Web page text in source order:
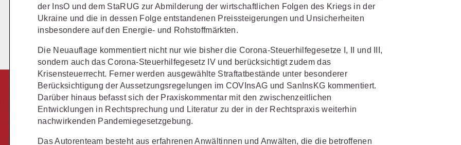
Bankrecht
Compliance
Datenschutzrecht
Familienrecht
Handels- und
Gesellschaftsrecht
Insolvenzrecht
Öffentliches Recht
Sozialrecht
Steuerrecht
Unternehmensjuristen
Verkehrsrecht
mehr erfahren mehr erfahren
5866-4466(Mo-Do 9-18 Uhr, Fr 9-17
Produktberater für eine erste
Studium und Hochschule
Downloads
Veranstaltungen
der InsO und dem StaRUG zur Abmilderung der wirtschaftlichen Folgen des Kriegs in der
Ukraine und die in dessen Folge entstandenen Preissteigerungen und Unsicherheiten
insbesondere auf den Energie- und Rohstoffmärkten.
Die Neuauflage kommentiert nicht nur wie bisher die Corona-Steuerhilfegesetze I, II und III,
sondern auch das Corona-Steuerhilfegesetz IV und berücksichtigt zudem das
Krisensteuerrecht. Ferner werden ausgewählte Straftatbestände unter besonderer
Berücksichtigung der Aussetzungsregelungen im COVInsAG und SanInsKG kommentiert.
Darüber hinaus befasst sich der Praxiskommentar mit den zwischenzeitlichen
Entwicklungen in Rechtsprechung und Literatur zu der in der Rechtspraxis weiterhin
nachwirkenden Pandemiegesetzgebung.
Das Autorenteam besteht aus erfahrenen Anwältinnen und Anwälten, die die betroffenen